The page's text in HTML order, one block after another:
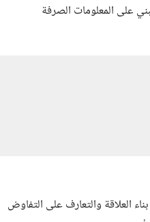
على المعلومات الصرفة
العلاقة والتعارف على التفاوض